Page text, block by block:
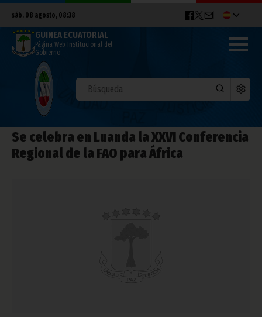
sáb. 08 agosto, 08:38
GUINEA ECUATORIAL
Página Web Institucional del
Gobierno
Se celebra en Luanda la XXVI Conferencia
Regional de la FAO para África